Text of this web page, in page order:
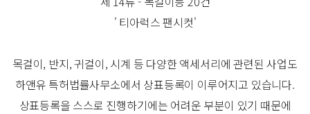
' 티아럭스 팬시컷'
목걸이, 반지, 귀걸이, 시계 등 다양한 액세서리에 관련된 사업도
하앤유 특허법률사무소에서 상표등록이 이루어지고 있습니다.
상표등록을 스스로 진행하기에는 어려운 부분이 있기 때문에